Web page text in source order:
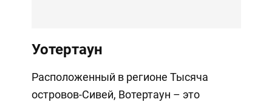
Уотертаун
Расположенный в регионе Тысяча
островов-Сивей, Вотертаун – это